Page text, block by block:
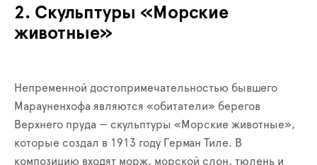
2. Скульптуры «Морские
животные»
Непременной достопримечательностью бывшего
Марауненхофа являются «обитатели» берегов
Верхнего пруда — скульптуры «Морские животные»,
которые создал в 1913 году Герман Тиле. В
композицию входят морж, морской слон, тюлень и